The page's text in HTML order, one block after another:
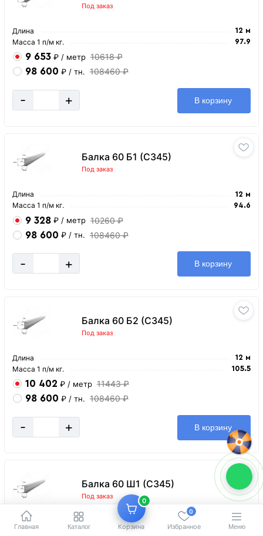
Главная Каталог
0
Корзина Избранное
0
Меню
Под заказ
Длина 12 м
Масса 1 п/м кг. 97.9
9 653 ₽ / метр 10618 ₽
98 600 ₽ / тн. 108460 ₽
- + В корзину
Балка 60 Б1 (С345)
Под заказ
Длина 12 м
Масса 1 п/м кг. 94.6
9 328 ₽ / метр 10260 ₽
98 600 ₽ / тн. 108460 ₽
- + В корзину
Балка 60 Б2 (С345)
Под заказ
Длина 12 м
Масса 1 п/м кг. 105.5
10 402 ₽ / метр 11443 ₽
98 600 ₽ / тн. 108460 ₽
- + В корзину
Балка 60 Ш1 (С345)
Под заказ
Длина 12 м